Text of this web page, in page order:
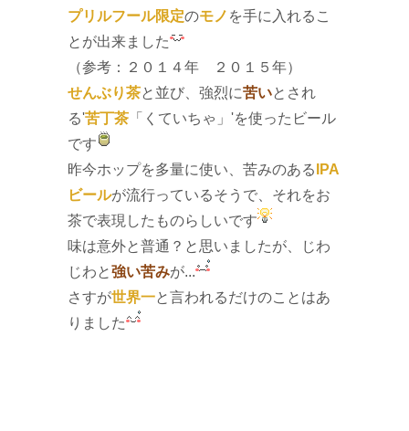
プリルフール限定のモノ を手に入れるこ
とが出来ました
（参考：
２０１４年 ２０１５年）
せんぶり茶と並び、強烈に苦いとされ
る'苦丁茶 「くていちゃ」'を使ったビール
です
昨今ホップを多量に使い、苦みのある IPA
ビールが流行っているそうで、それをお
茶で表現したものらしいです
味は意外と普通？と思いましたが、じわ
じわと強い苦みが...
さすが世界一と言われるだけのことはあ
りました